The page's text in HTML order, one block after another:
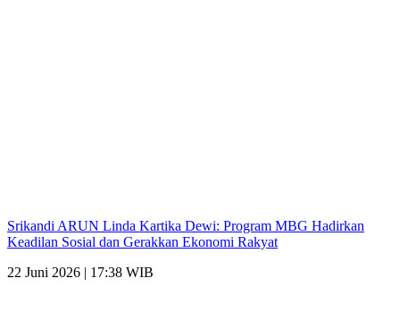
Srikandi ARUN Linda Kartika Dewi: Program MBG Hadirkan
Keadilan Sosial dan Gerakkan Ekonomi Rakyat
22 Juni 2026 | 17:38 WIB